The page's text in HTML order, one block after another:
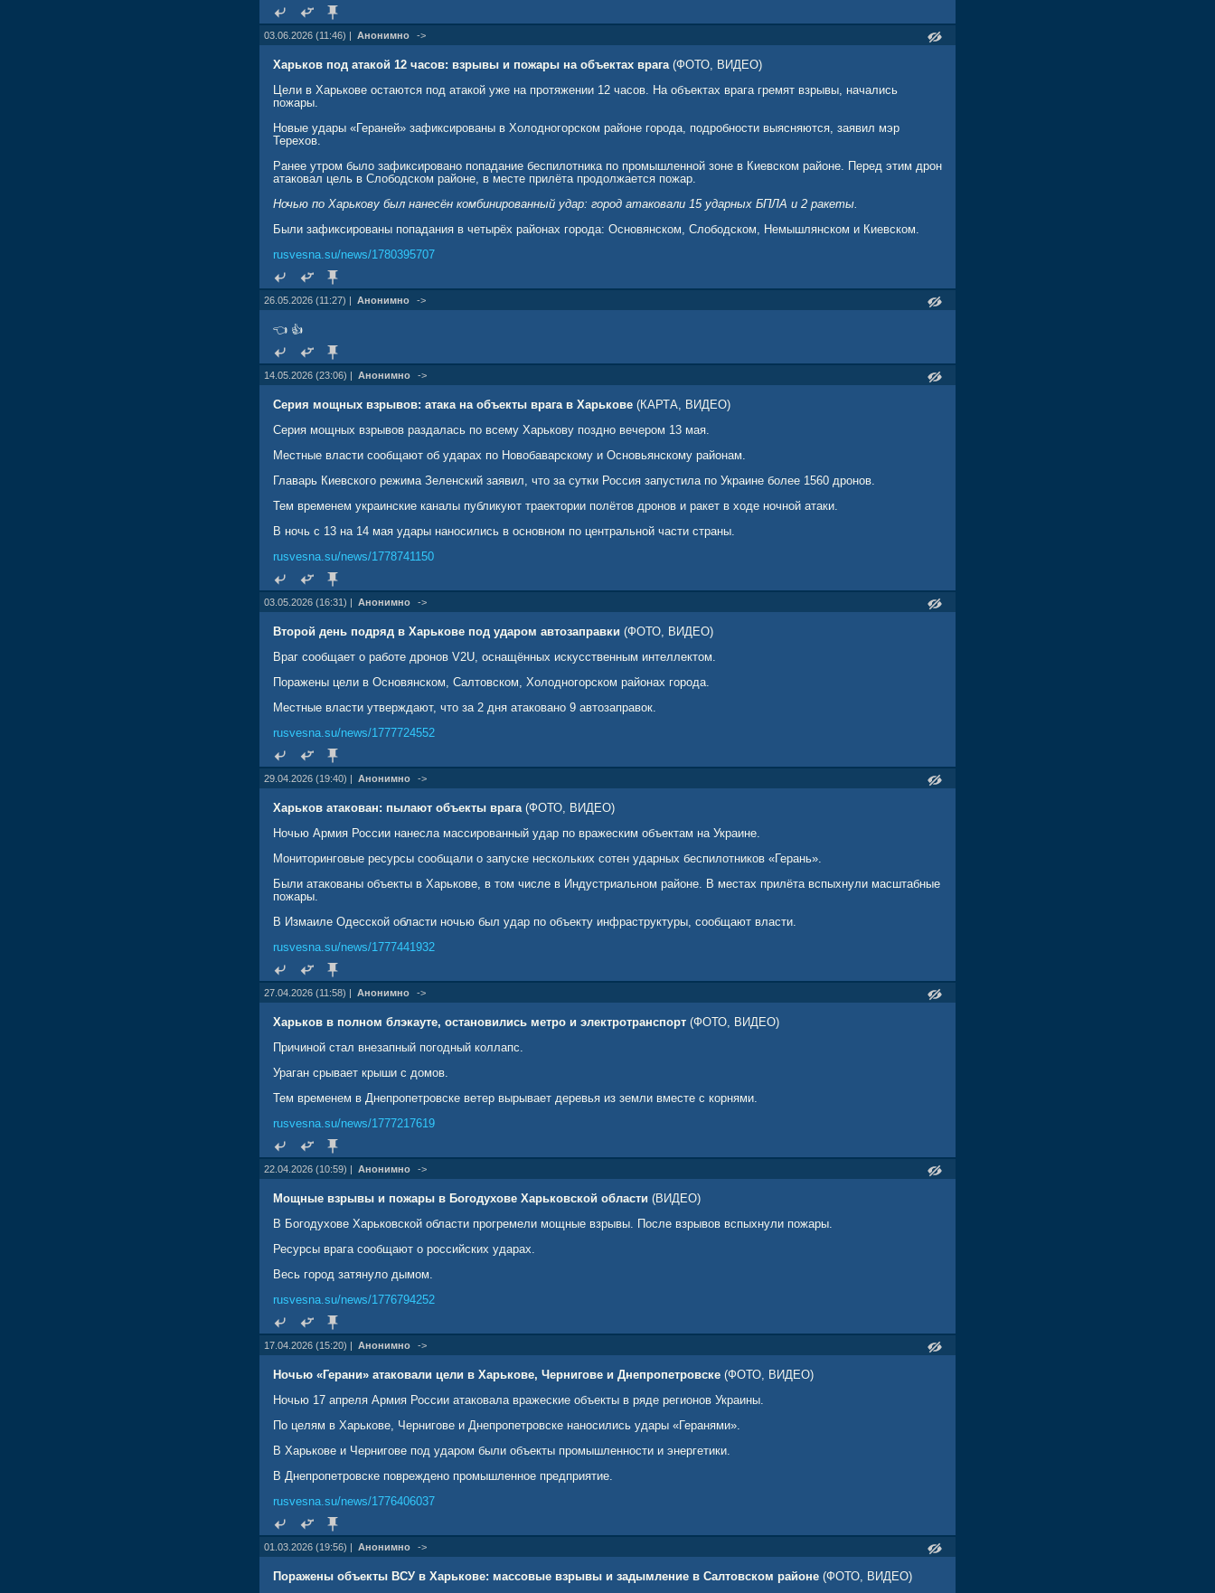
03.06.2026 (11:46) | Анонимно ->
Харьков под атакой 12 часов: взрывы и пожары на объектах врага(ФОТО, ВИДЕО)
Цели в Харькове остаются под атакой уже на протяжении 12 часов. На объектах врага гремят взрывы, начались
пожары.
Новые удары «Гераней» зафиксированы в Холодногорском районе города, подробности выясняются, заявил мэр
Терехов.
Ранее утром было зафиксировано попадание беспилотника по промышленной зоне в Киевском районе. Перед этим дрон
атаковал цель в Слободском районе, в месте прилёта продолжается пожар.
Ночью по Харькову был нанесён комбинированный удар: город атаковали 15 ударных БПЛА и 2 ракеты.
Были зафиксированы попадания в четырёх районах города: Основянском, Слободском, Немышлянском и Киевском.
rusvesna.su/news/1780395707
26.05.2026 (11:27) | Анонимно ->
👈 👍
14.05.2026 (23:06) | Анонимно ->
Серия мощных взрывов: атака на объекты врага в Харькове (КАРТА, ВИДЕО)
Серия мощных взрывов раздалась по всему Харькову поздно вечером 13 мая.
Местные власти сообщают об ударах по Новобаварскому и Основьянскому районам.
Главарь Киевского режима Зеленский заявил, что за сутки Россия запустила по Украине более 1560 дронов.
Тем временем украинские каналы публикуют траектории полётов дронов и ракет в ходе ночной атаки.
В ночь с 13 на 14 мая удары наносились в основном по центральной части страны.
rusvesna.su/news/1778741150
03.05.2026 (16:31) | Анонимно ->
Второй день подряд в Харькове под ударом автозаправки (ФОТО, ВИДЕО)
Враг сообщает о работе дронов V2U, оснащённых искусственным интеллектом.
Поражены цели в Основянском, Салтовском, Холодногорском районах города.
Местные власти утверждают, что за 2 дня атаковано 9 автозаправок.
rusvesna.su/news/1777724552
29.04.2026 (19:40) | Анонимно ->
Харьков атакован: пылают объекты врага(ФОТО, ВИДЕО)
Ночью Армия России нанесла массированный удар по вражеским объектам на Украине.
Мониторинговые ресурсы сообщали о запуске нескольких сотен ударных беспилотников «Герань».
Были атакованы объекты в Харькове, в том числе в Индустриальном районе. В местах прилёта вспыхнули масштабные
пожары.
В Измаиле Одесской области ночью был удар по объекту инфраструктуры, сообщают власти.
rusvesna.su/news/1777441932
27.04.2026 (11:58) | Анонимно ->
Харьков в полном блэкауте, остановились метро и электротранспорт (ФОТО, ВИДЕО)
Причиной стал внезапный погодный коллапс.
Ураган срывает крыши с домов.
Тем временем в Днепропетровске ветер вырывает деревья из земли вместе с корнями.
rusvesna.su/news/1777217619
22.04.2026 (10:59) | Анонимно ->
Мощные взрывы и пожары в Богодухове Харьковской области (ВИДЕО)
В Богодухове Харьковской области прогремели мощные взрывы. После взрывов вспыхнули пожары.
Ресурсы врага сообщают о российских ударах.
Весь город затянуло дымом.
rusvesna.su/news/1776794252
17.04.2026 (15:20) | Анонимно ->
Ночью «Герани» атаковали цели в Харькове, Чернигове и Днепропетровске (ФОТО, ВИДЕО)
Ночью 17 апреля Армия России атаковала вражеские объекты в ряде регионов Украины.
По целям в Харькове, Чернигове и Днепропетровске наносились удары «Геранями».
В Харькове и Чернигове под ударом были объекты промышленности и энергетики.
В Днепропетровске повреждено промышленное предприятие.
rusvesna.su/news/1776406037
01.03.2026 (19:56) | Анонимно ->
Поражены объекты ВСУ в Харькове: массовые взрывы и задымление в Салтовском районе (ФОТО, ВИДЕО)